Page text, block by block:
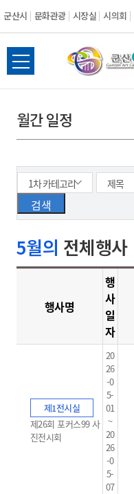
군산시 문화관광 시장실 시의회
전
체
뉴
열
월간 일정
5월의 전체행사
행사명
행
사
일
자
제1전시실
제26회 포커스99 사
진전시회
20
26
-0
5-
01
~
20
26
-0
5-
07